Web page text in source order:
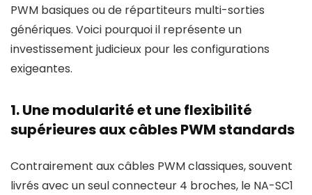
PWM basiques ou de répartiteurs multi-sorties
génériques. Voici pourquoi il représente un
investissement judicieux pour les configurations
exigeantes.
1. Une modularité et une flexibilité
supérieures aux câbles PWM standards
Contrairement aux câbles PWM classiques, souvent
livrés avec un seul connecteur 4 broches, le NA-SC1